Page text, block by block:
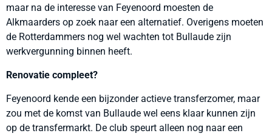
maar na de interesse van Feyenoord moesten de
Alkmaarders op zoek naar een alternatief. Overigens moeten
de Rotterdammers nog wel wachten tot Bullaude zijn
werkvergunning binnen heeft.
Renovatie compleet?
Feyenoord kende een bijzonder actieve transferzomer, maar
zou met de komst van Bullaude wel eens klaar kunnen zijn
op de transfermarkt. De club speurt alleen nog naar een